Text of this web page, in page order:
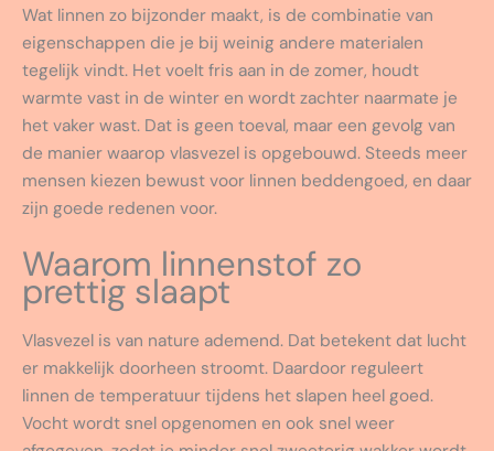
Wat linnen zo bijzonder maakt, is de combinatie van
eigenschappen die je bij weinig andere materialen
tegelijk vindt. Het voelt fris aan in de zomer, houdt
warmte vast in de winter en wordt zachter naarmate je
het vaker wast. Dat is geen toeval, maar een gevolg van
de manier waarop vlasvezel is opgebouwd. Steeds meer
mensen kiezen bewust voor linnen beddengoed, en daar
zijn goede redenen voor.
Waarom linnenstof zo
prettig slaapt
Vlasvezel is van nature ademend. Dat betekent dat lucht
er makkelijk doorheen stroomt. Daardoor reguleert
linnen de temperatuur tijdens het slapen heel goed.
Vocht wordt snel opgenomen en ook snel weer